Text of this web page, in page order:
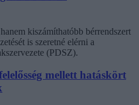
kiszámíthatóbb bérrendszert
is szeretné elérni a
(PDSZ).
mellett hatáskört